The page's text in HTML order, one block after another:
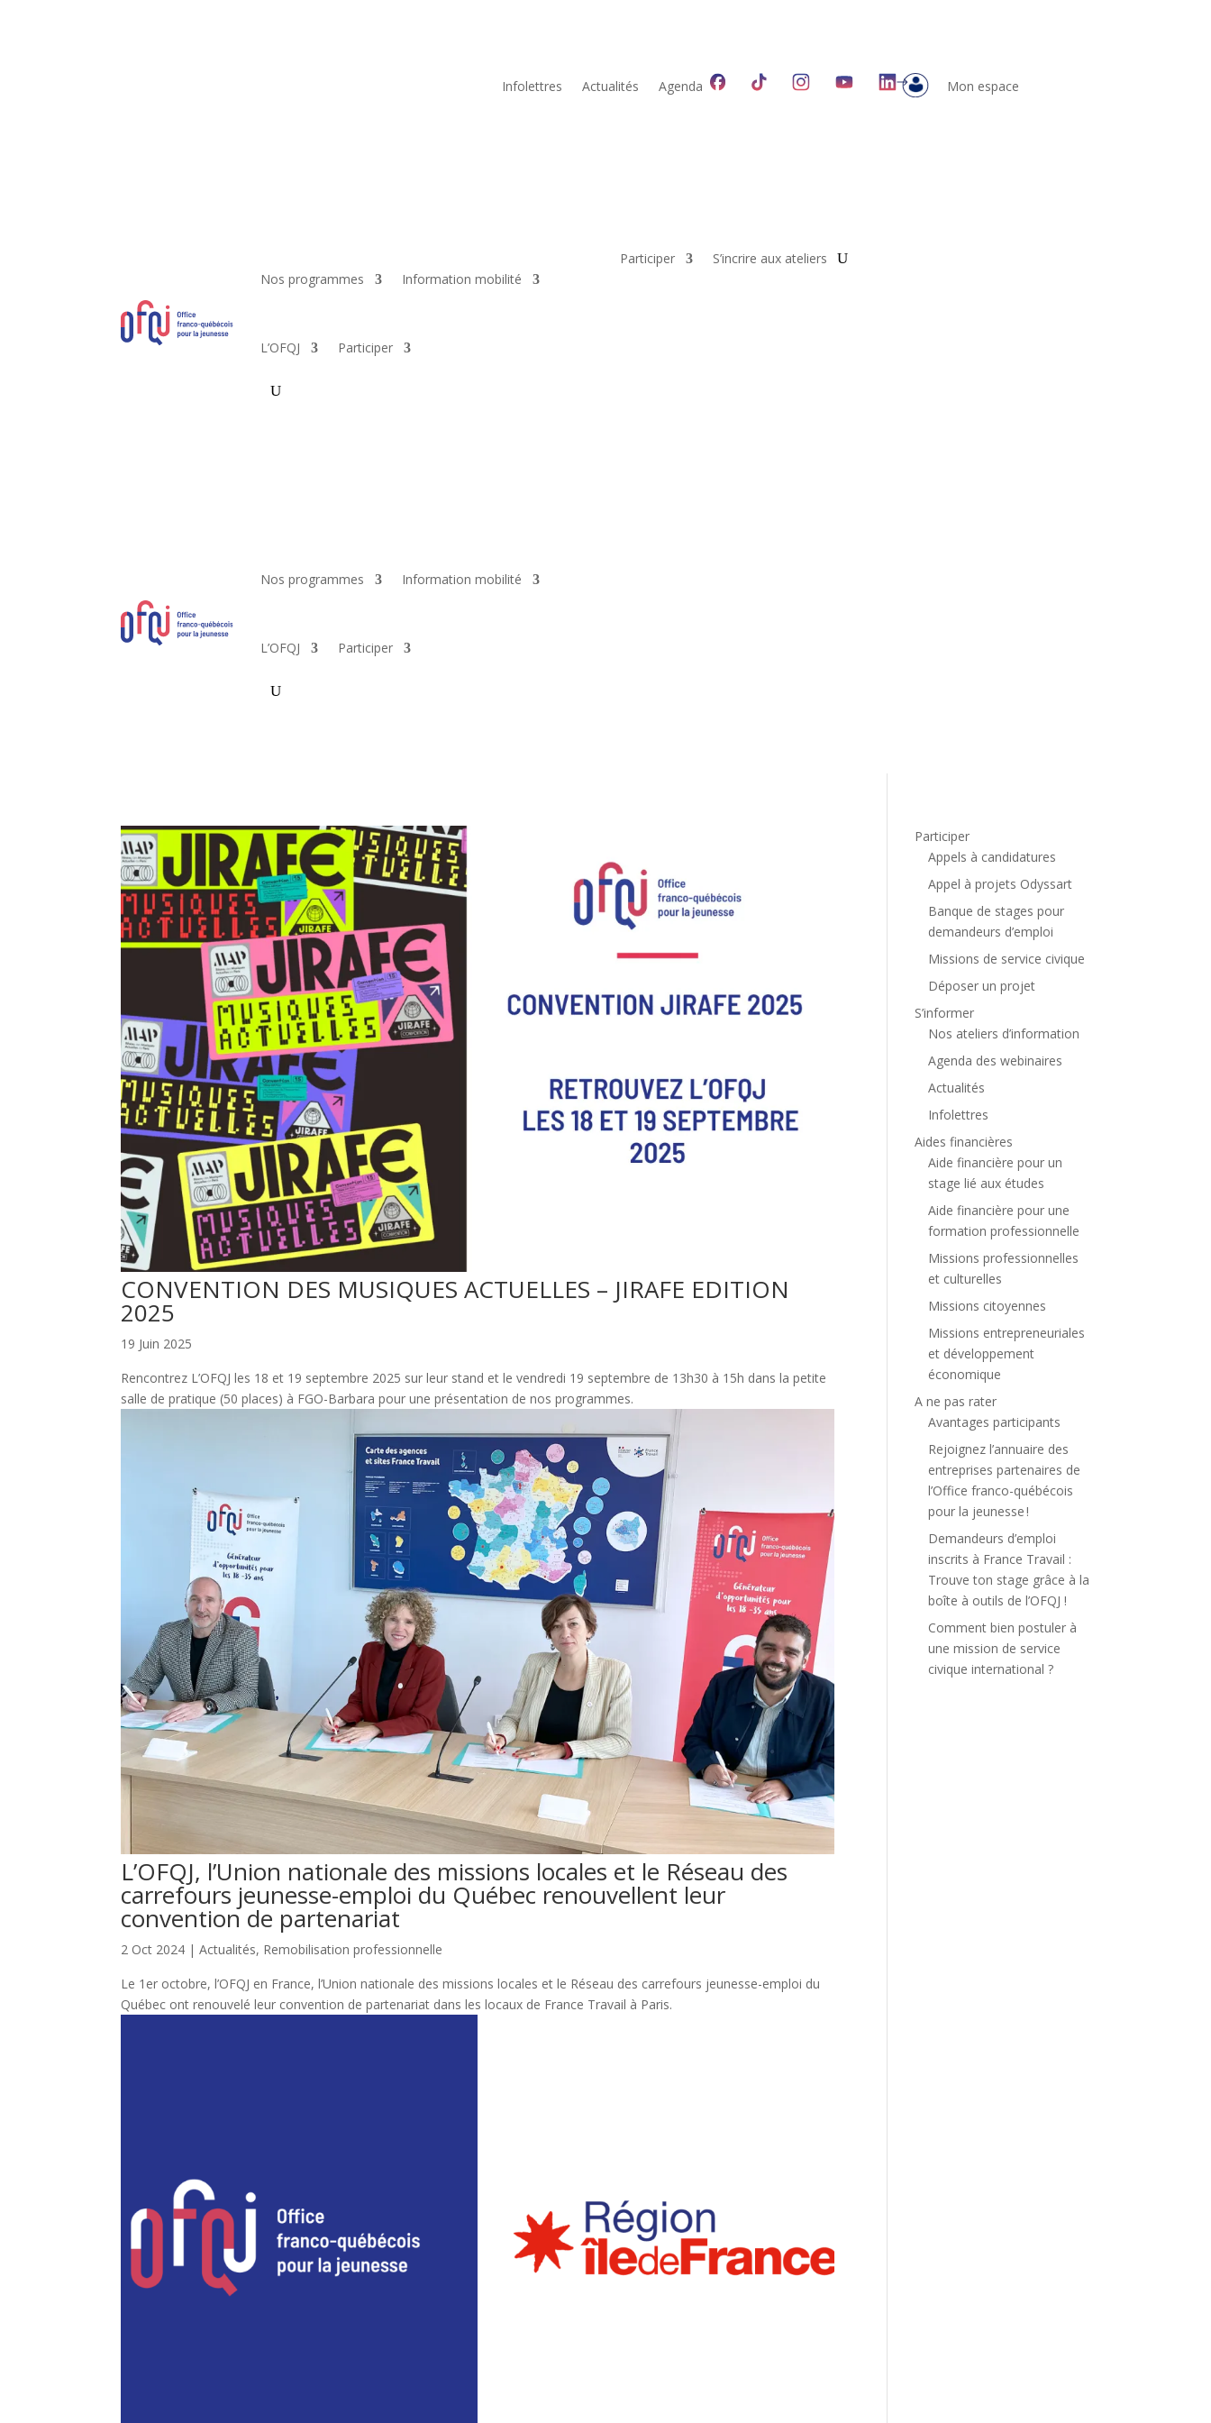
Infolettres Actualités Agenda Mon espace
Nos programmes Information mobilité
L’OFQJ Participer
Participer S’incrire aux ateliers
Nos programmes Information mobilité
L’OFQJ Participer
CONVENTION DES MUSIQUES ACTUELLES – JIRAFE EDITION
2025
19 Juin 2025
Rencontrez L’OFQJ les 18 et 19 septembre 2025 sur leur stand et le vendredi 19 septembre de 13h30 à 15h dans la petite
salle de pratique (50 places) à FGO-Barbara pour une présentation de nos programmes.
L’OFQJ, l’Union nationale des missions locales et le Réseau des
carrefours jeunesse-emploi du Québec renouvellent leur
convention de partenariat
2 Oct 2024 |Actualités, Remobilisation professionnelle
Le 1er octobre, l’OFQJ en France, l’Union nationale des missions locales et le Réseau des carrefours jeunesse-emploi du
Québec ont renouvelé leur convention de partenariat dans les locaux de France Travail à Paris.
Participer
Appels à candidatures
Appel à projets Odyssart
Banque de stages pour
demandeurs d’emploi
Missions de service civique
Déposer un projet
S’informer
Nos ateliers d’information
Agenda des webinaires
Actualités
Infolettres
Aides financières
Aide financière pour un
stage lié aux études
Aide financière pour une
formation professionnelle
Missions professionnelles
et culturelles
Missions citoyennes
Missions entrepreneuriales
et développement
économique
A ne pas rater
Avantages participants
Rejoignez l’annuaire des
entreprises partenaires de
l’Office franco-québécois
pour la jeunesse !
Demandeurs d’emploi
inscrits à France Travail :
Trouve ton stage grâce à la
boîte à outils de l’OFQJ !
Comment bien postuler à
une mission de service
civique international ?